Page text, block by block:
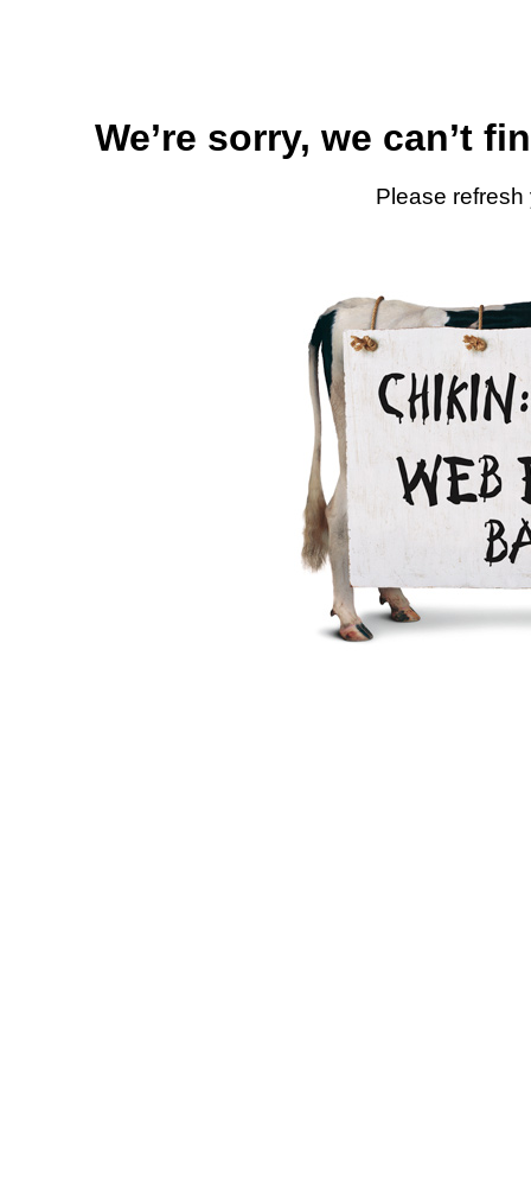
We’re sorry, we can’t
Please refresh